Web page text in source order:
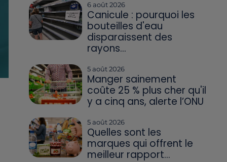
6 août 2026
Canicule : pourquoi les
bouteilles d'eau
disparaissent des
rayons...
5 août 2026
Manger sainement
coûte 25 % plus cher qu'il
y a cinq ans, alerte l’ONU
5 août 2026
Quelles sont les
marques qui offrent le
meilleur rapport...